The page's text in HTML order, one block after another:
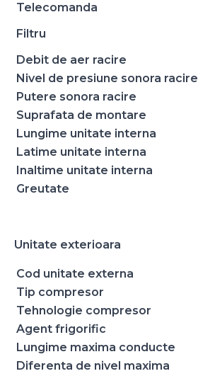
Telecomanda
Filtru
Debit de aer racire
Nivel de presiune sonora racire
Putere sonora racire
Suprafata de montare
Lungime unitate interna
Latime unitate interna
Inaltime unitate interna
Greutate
Unitate exterioara
Cod unitate externa
Tip compresor
Tehnologie compresor
Agent frigorific
Lungime maxima conducte
Diferenta de nivel maxima